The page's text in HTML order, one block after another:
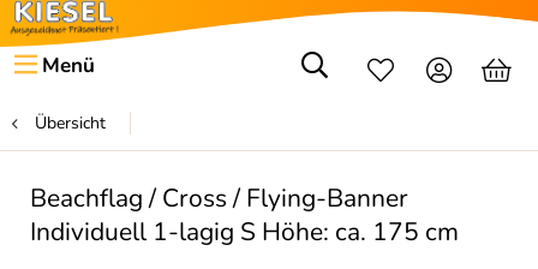
Menü
Übersicht
Beachflag / Cross / Flying-Banner
Individuell 1-lagig S Höhe: ca. 175 cm